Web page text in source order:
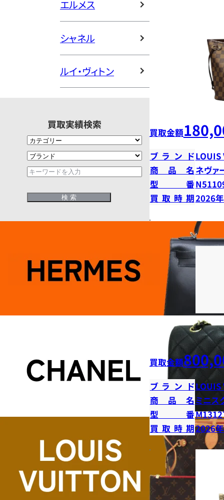
エルメス
シャネル
ルイ・ヴィトン
買取実績検索
買取金額
ブランドLOUIS
商品名 ネヴァ
型番
買取時期2026
買取金額
ブランドLOUIS
商品名 ミニス
型番
買取時期2026